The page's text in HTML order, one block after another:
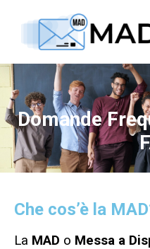
Domande
Che cos’è la
La MAD o Messa a